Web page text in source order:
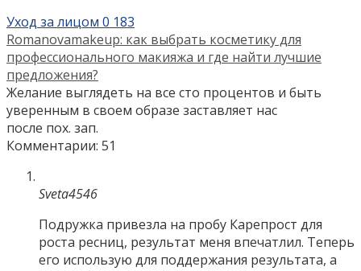
Уход за лицом 0 183
Romanovamakeup: как выбрать косметику для
профессионального макияжа и где найти лучшие
предложения?
Желание выглядеть на все сто процентов и быть
уверенным в своем образе заставляет нас
после пох. зап.
Комментарии: 51
Sveta4546
Подружка привезла на пробу Карепрост для
роста ресниц, результат меня впечатлил. Теперь
его использую для поддержания результата, а